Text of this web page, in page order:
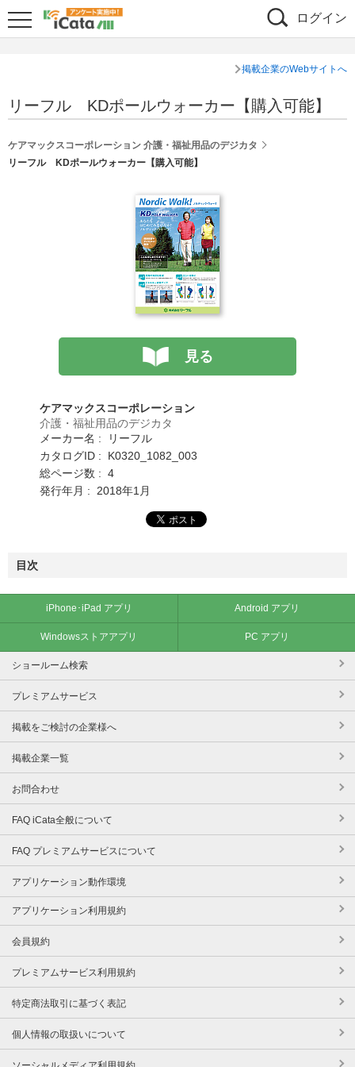
ログイン
掲載企業のWebサイトへ
リーフル KDポールウォーカー【購入可能】
ケアマックスコーポレーション 介護・福祉用品のデジカタ
リーフル KDポールウォーカー【購入可能】
見る
ケアマックスコーポレーション
介護・福祉用品のデジカタ
メーカー名 : リーフル
カタログID : K0320_1082_003
総ページ数 : 4
発行年月 : 2018年1月
目次
iPhone･iPad アプリ Android アプリ
Windowsストアアプリ PC アプリ
ショールーム検索
プレミアムサービス
掲載をご検討の企業様へ
掲載企業一覧
お問合わせ
FAQ iCata全般について
FAQ プレミアムサービスについて
アプリケーション動作環境
アプリケーション利用規約
会員規約
プレミアムサービス利用規約
特定商法取引に基づく表記
個人情報の取扱いについて